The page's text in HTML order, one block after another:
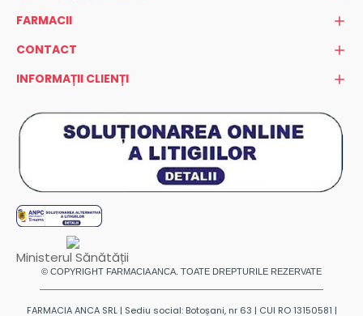
FARMACII
CONTACT
INFORMAȚII CLIENȚI
Ministerul Sănătății
© COPYRIGHT FARMACIA ANCA. TOATE DREPTURILE REZERVATE
FARMACIA ANCA SRL | Sediu social: Botoșani, nr 63 | CUI RO 13150581 |